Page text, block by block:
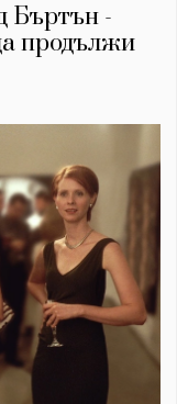
Бъртън -
продължи